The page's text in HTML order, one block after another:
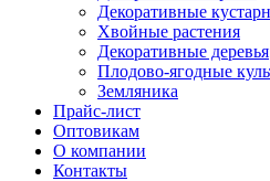
Декоративные
Хвойные растения
Декоративные деревья
Плодово-ягодные
Земляника
Прайс-лист
Оптовикам
О компании
Контакты